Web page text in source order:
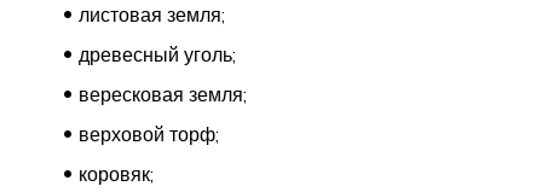
листовая земля;
древесный уголь;
вересковая земля;
верховой торф;
коровяк;